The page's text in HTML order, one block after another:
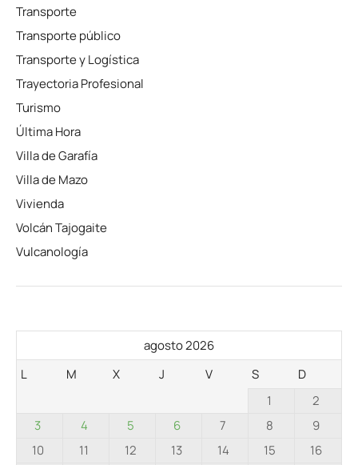
Transporte
Transporte público
Transporte y Logística
Trayectoria Profesional
Turismo
Última Hora
Villa de Garafía
Villa de Mazo
Vivienda
Volcán Tajogaite
Vulcanología
agosto 2026
L
M X J V S
D
1
2
3
4 5 6 7 8
9
10
11 12 13 14 15
16